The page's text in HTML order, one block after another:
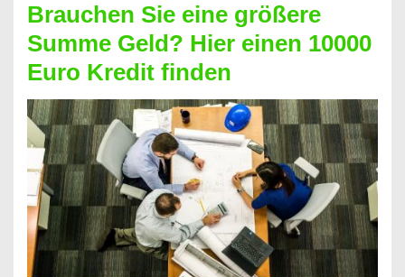
Geht
das
überhaupt?
Na
klar!
Brauchen Sie eine größere
Summe Geld? Hier einen 10000
Euro Kredit finden